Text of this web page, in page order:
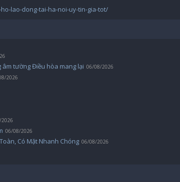
lao-dong-tai-ha-noi-uy-tin-gia-tot/
âm tường Điều hòa mang lại 06/08/2026
2026
06/08/2026
Có Mặt Nhanh Chóng 06/08/2026